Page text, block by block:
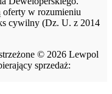
oferty w rozumieniu
cywilny (Dz. U. z 2014
© 2026 Lewpol
sprzedaż: